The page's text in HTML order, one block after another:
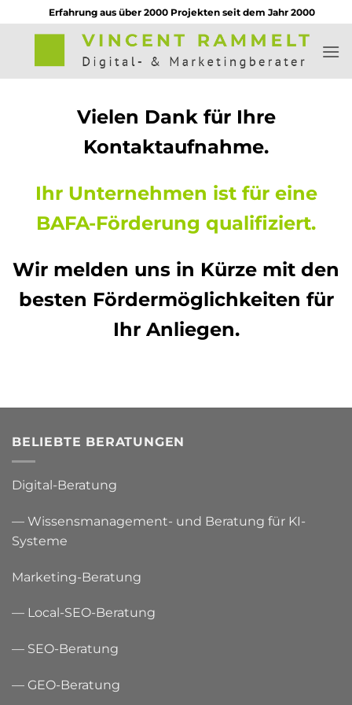
Erfahrung aus über 2000 Projekten seit dem Jahr 2000
Vielen Dank für Ihre
Kontaktaufnahme.
Ihr Unternehmen ist für eine
BAFA-Förderung qualifiziert.
Wir melden uns in Kürze mit den
besten Fördermöglichkeiten für
Ihr Anliegen.
BELIEBTE BERATUNGEN
Digital-Beratung
— Wissensmanagement- und Beratung für KI-
Systeme
Marketing-Beratung
— Local-SEO-Beratung
— SEO-Beratung
— GEO-Beratung